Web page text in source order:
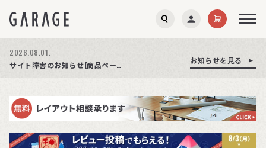
お知らせを見る
商品ページ障害復旧のお知らせ お知らせを見る
2026.08.01.
サイト障害のお知らせ(商品ページが正常に表示されない事象発生)
お知らせを見る